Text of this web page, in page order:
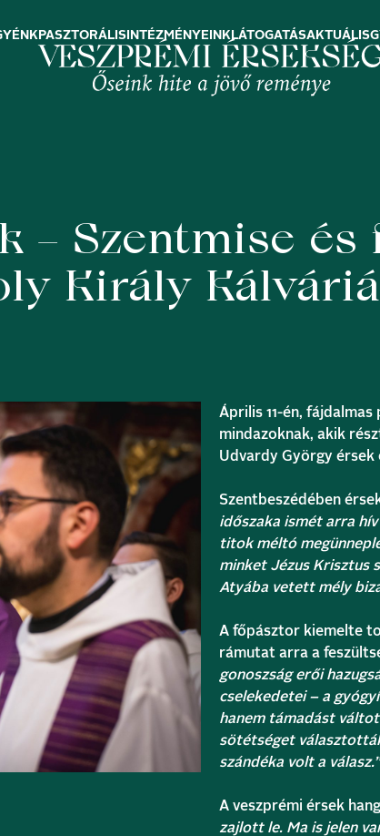
PASZTORÁLIS INTÉZMÉNYEINK LÁTOGATÁSAKTUÁLIS
– Szentmise
Király
Április 11-én,
mindazoknak, akik
Udvardy György érsek
Szentbeszédében
időszaka ismét arra
titok méltó
minket Jézus Krisztus
Atyába vetett mély
A főpásztor kiemelte
rámutat arra a
gonoszság erői
cselekedetei – a
hanem támadást
sötétséget
szándéka volt a válasz.”
A veszprémi érsek
zajlott le. Ma is jelen